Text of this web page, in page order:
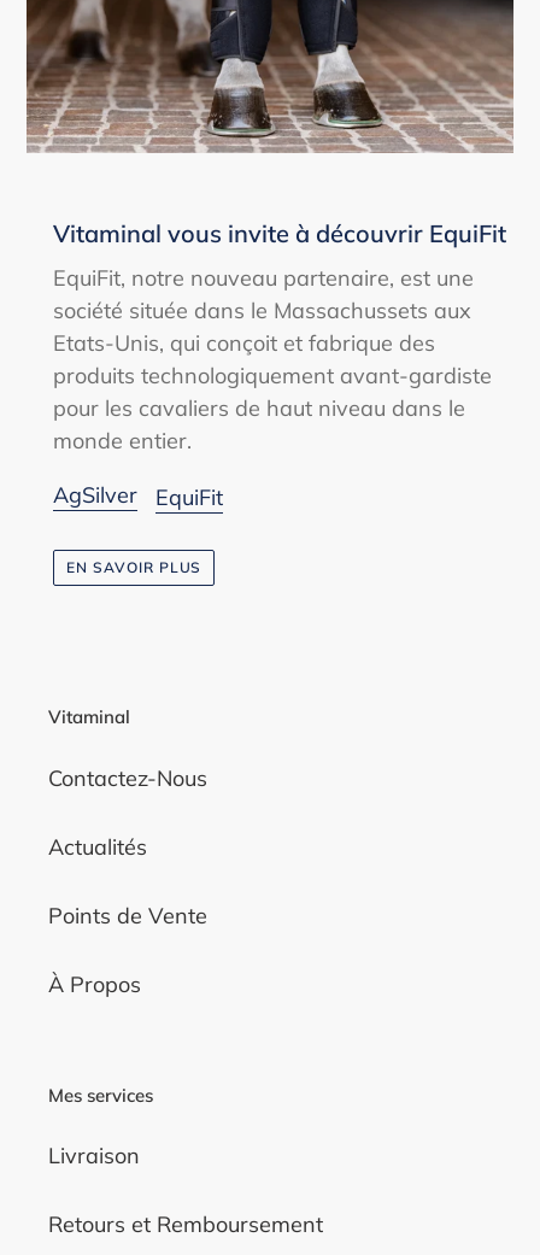
Vitaminal vous invite à découvrir EquiFit
EquiFit, notre nouveau partenaire, est une
société située dans le Massachussets aux
Etats-Unis, qui conçoit et fabrique des
produits technologiquement avant-gardiste
pour les cavaliers de haut niveau dans le
monde entier.
AgSilver
EquiFit
EN SAVOIR PLUS
Vitaminal
Contactez-Nous
Actualités
Points de Vente
À Propos
Mes services
Livraison
Retours et Remboursement